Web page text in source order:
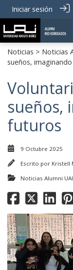
Iniciar sesión
Noticias > Noticias
sueños,
sueños,
futuros
9 Octubre 2025
Escrito por Kristell
Noticias Alumni UAI